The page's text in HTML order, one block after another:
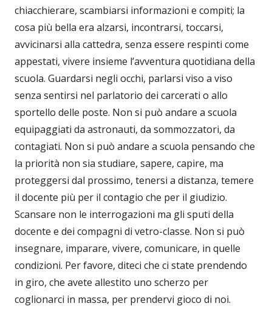
chiacchierare, scambiarsi informazioni e compiti; la
cosa più bella era alzarsi, incontrarsi, toccarsi,
avvicinarsi alla cattedra, senza essere respinti come
appestati, vivere insieme l’avventura quotidiana della
scuola. Guardarsi negli occhi, parlarsi viso a viso
senza sentirsi nel parlatorio dei carcerati o allo
sportello delle poste. Non si può andare a scuola
equipaggiati da astronauti, da sommozzatori, da
contagiati. Non si può andare a scuola pensando che
la priorità non sia studiare, sapere, capire, ma
proteggersi dal prossimo, tenersi a distanza, temere
il docente più per il contagio che per il giudizio.
Scansare non le interrogazioni ma gli sputi della
docente e dei compagni di vetro-classe. Non si può
insegnare, imparare, vivere, comunicare, in quelle
condizioni. Per favore, diteci che ci state prendendo
in giro, che avete allestito uno scherzo per
coglionarci in massa, per prendervi gioco di noi.